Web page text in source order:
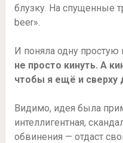
блузку. На спущенные
beer».
И поняла одну простую
не просто кинуть. А
чтобы я ещё и сверху
Видимо, идея была
интеллигентная,
обвинения — отдаст